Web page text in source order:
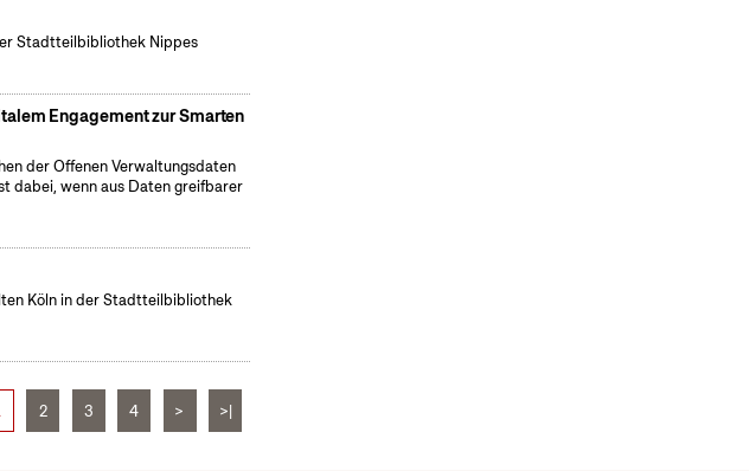
Stadtteilbibliothek Nippes
Engagement zur Smarten
der Offenen Verwaltungsdaten
dabei, wenn aus Daten greifbarer
Köln in der Stadtteilbibliothek
2 3 4 > >|